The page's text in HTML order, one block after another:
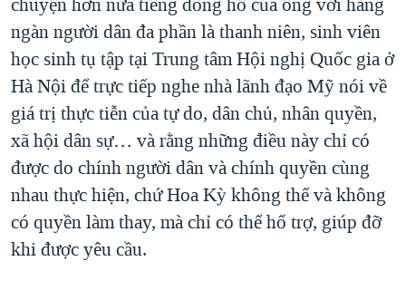
ngàn người dân đa phần là thanh niên, sinh viên
học sinh tụ tập tại Trung tâm Hội nghị Quốc gia ở
Hà Nội để trực tiếp nghe nhà lãnh đạo Mỹ nói về
giá trị thực tiễn của tự do, dân chủ, nhân quyền,
xã hội dân sự… và rằng những điều này chỉ có
được do chính người dân và chính quyền cùng
nhau thực hiện, chứ Hoa Kỳ không thể và không
có quyền làm thay, mà chỉ có thể hổ trợ, giúp đỡ
khi được yêu cầu.